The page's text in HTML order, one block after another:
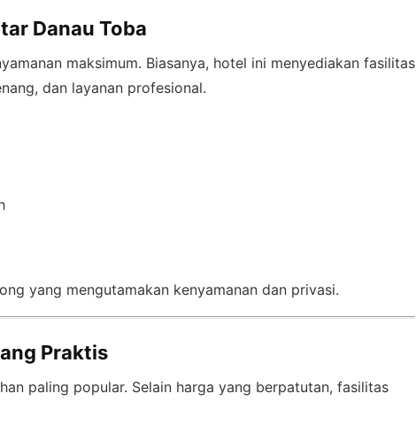
Danau Toba
maksimum. Biasanya, hotel ini menyediakan fasilitas
dan layanan profesional.
yang mengutamakan kenyamanan dan privasi.
Praktis
paling popular. Selain harga yang berpatutan, fasilitas